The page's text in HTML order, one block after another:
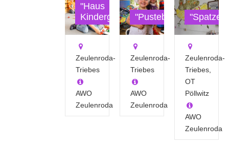
"Haus
Kinderglück"
Zeulenroda-
Triebes
AWO
Zeulenroda
"Pusteblume"
Zeulenroda-
Triebes
AWO
Zeulenroda
Zeulenroda-
Triebes,
OT
Pöllwitz
AWO
Zeulenroda